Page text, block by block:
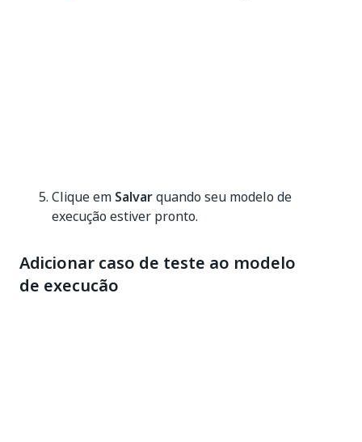
Clique em Salvarquando seu modelo de
execução estiver pronto.
Adicionar caso de teste ao modelo
de execução